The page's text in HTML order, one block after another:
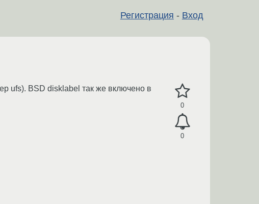
Регистрация - Вход
0
0
ufs). BSD disklabel так же включено в